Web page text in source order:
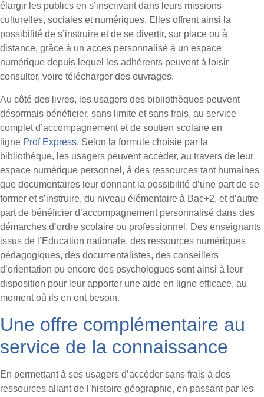
élargir les publics en s’inscrivant dans leurs missions
culturelles, sociales et numériques. Elles offrent ainsi la
possibilité de s’instruire et de se divertir, sur place ou à
distance, grâce à un accès personnalisé à un espace
numérique depuis lequel les adhérents peuvent à loisir
consulter, voire télécharger des ouvrages.
Au côté des livres, les usagers des bibliothèques peuvent
désormais bénéficier, sans limite et sans frais, au service
complet d’accompagnement et de soutien scolaire en
ligne Prof Express. Selon la formule choisie par la
bibliothèque, les usagers peuvent accéder, au travers de leur
espace numérique personnel, à des ressources tant humaines
que documentaires leur donnant la possibilité d’une part de se
former et s’instruire, du niveau élémentaire à Bac+2, et d’autre
part de bénéficier d’accompagnement personnalisé dans des
démarches d’ordre scolaire ou professionnel. Des enseignants
issus de l’Education nationale, des ressources numériques
pédagogiques, des documentalistes, des conseillers
d’orientation ou encore des psychologues sont ainsi à leur
disposition pour leur apporter une aide en ligne efficace, au
moment où ils en ont besoin.
Une offre complémentaire au
service de la connaissance
En permettant à ses usagers d’accéder sans frais à des
ressources allant de l’histoire géographie, en passant par les